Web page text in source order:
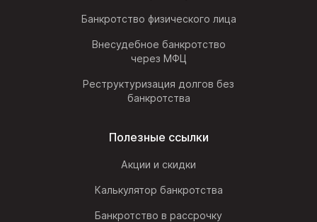
Банкротство физического лица
Внесудебное банкротство
через МФЦ
Реструктуризация долгов без
банкротства
Полезные ссылки
Акции и скидки
Калькулятор банкротства
Банкротство в рассрочку